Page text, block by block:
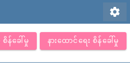
settings
စိန်ခေါ်မှု နားထောင်ရေး စိန်ခေါ်မှု